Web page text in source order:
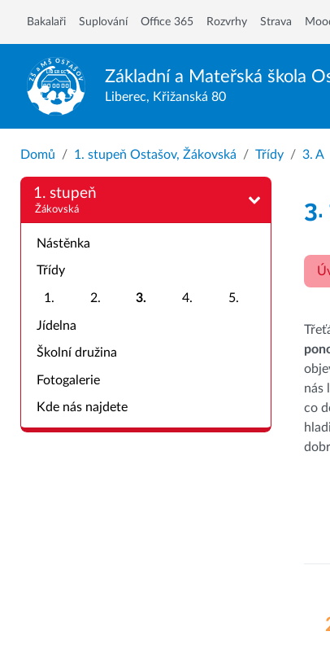
Základní a Mateřská škola
Liberec, Křižanská 80
Bakalaři Suplování Office 365 Rozvrhy Strava
Domů 1. stupeň Ostašov, Žákovská Třídy 3. A
1. stupeň
Žákovská
Nástěnka
Třídy
1. 2. 3. 4. 5.
Jídelna
Školní družina
Fotogalerie
Kde nás najdete
nás
co